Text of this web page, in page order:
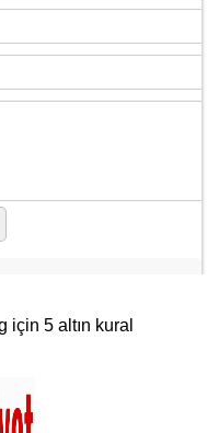
için 5 altın kural